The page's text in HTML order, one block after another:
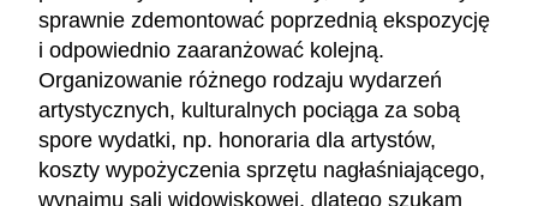
sprawnie zdemontować poprzednią ekspozycję
i odpowiednio zaaranżować kolejną.
Organizowanie różnego rodzaju wydarzeń
artystycznych, kulturalnych pociąga za sobą
spore wydatki, np. honoraria dla artystów,
koszty wypożyczenia sprzętu nagłaśniającego,
wynajmu sali widowiskowej, dlatego szukam